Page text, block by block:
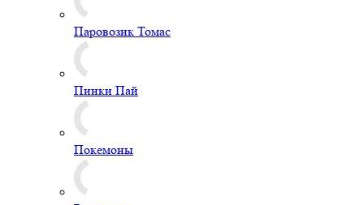
Паровозик Томас
Пинки Пай
Покемоны